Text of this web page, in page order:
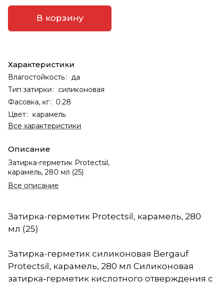
В корзину
Характеристики
Влагостойкость:
да
Тип затирки : силиконовая
Фасовка, кг: 0.28
Цвет: карамель
Все характеристики
Описание
Затирка-герметик Protectsil,
карамель, 280 мл (25)
Все описание
Затирка-герметик Protectsil, карамель, 280
мл (25)
Затирка-герметик силиконовая Bergauf
Protectsil, карамель, 280 мл Силиконовая
затирка‑герметик кислотного отверждения с